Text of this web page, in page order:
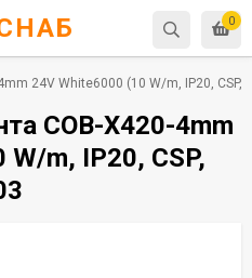
0
24V White6000 (10 W/m, IP20, CSP,
COB-X420-4mm
m, IP20, CSP,